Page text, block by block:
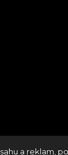
a reklam,
Vytvořil